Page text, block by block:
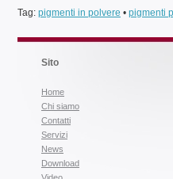
Tag: pigmenti in polvere • pigmenti
Sito
Home
Chi siamo
Contatti
Servizi
News
Download